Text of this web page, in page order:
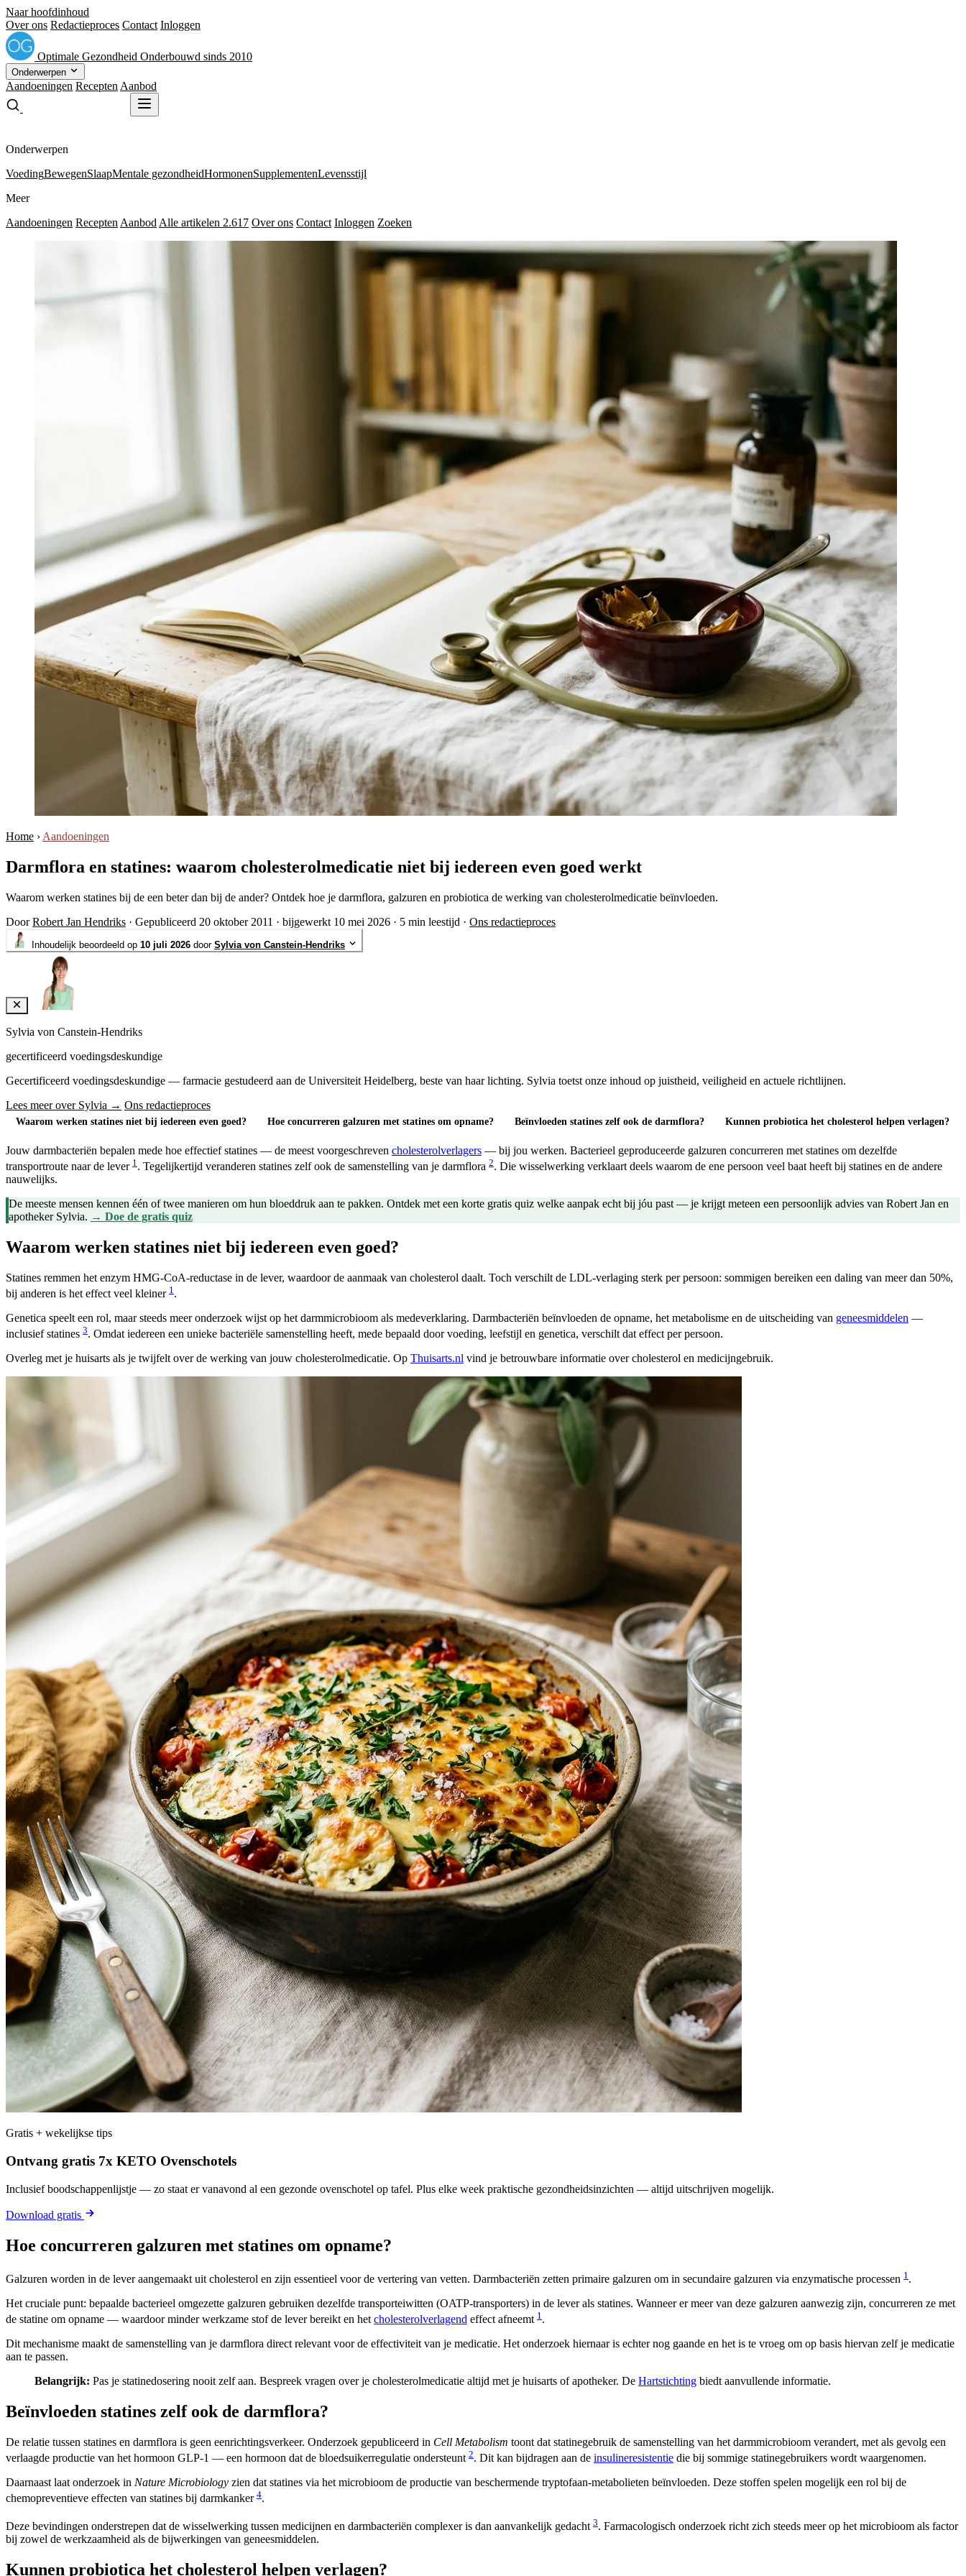
Naar hoofdinhoud
Over ons Redactieproces Contact Inloggen
Optimale Gezondheid Onderbouwd sinds 2010
Onderwerpen
Aandoeningen Recepten Aanbod
Onderwerpen
VoedingBewegenSlaapMentale gezondheidHormonenSupplementenLevensstijl
Meer
Aandoeningen Recepten Aanbod Alle artikelen 2.617 Over ons Contact Inloggen Zoeken
Home › Aandoeningen
Darmflora en statines: waarom cholesterolmedicatie niet bij iedereen even goed werkt
Waarom werken statines bij de een beter dan bij de ander? Ontdek hoe je darmflora, galzuren en probiotica de werking van cholesterolmedicatie beïnvloeden.
DoorRobert Jan Hendriks · Gepubliceerd 20 oktober 2011 · bijgewerkt 10 mei 2026 · 5 min leestijd · Ons redactieproces
Inhoudelijk beoordeeld op 10 juli 2026 door Sylvia von Canstein-Hendriks
Sylvia von Canstein-Hendriks
gecertificeerd voedingsdeskundige
Gecertificeerd voedingsdeskundige — farmacie gestudeerd aan de Universiteit Heidelberg, beste van haar lichting. Sylvia toetst onze inhoud op juistheid, veiligheid en actuele richtlijnen.
Lees meer over Sylvia → Ons redactieproces
Waarom werken statines niet bij iedereen even goed? Hoe concurreren galzuren met statines om opname? Beïnvloeden statines zelf ook de darmflora? Kunnen probiotica het cholesterol helpen verlagen?
Jouw darmbacteriën bepalen mede hoe effectief statines — de meest voorgeschreven cholesterolverlagers — bij jou werken. Bacterieel geproduceerde galzuren concurreren met statines om dezelfde
transportroute naar de lever 1 . Tegelijkertijd veranderen statines zelf ook de samenstelling van je darmflora 2. Die wisselwerking verklaart deels waarom de ene persoon veel baat heeft bij statines en de andere
nauwelijks.
De meeste mensen kennen één of twee manieren om hun bloeddruk aan te pakken. Ontdek met een korte gratis quiz welke aanpak echt bij jóu past — je krijgt meteen een persoonlijk advies van Robert Jan en
apotheker Sylvia. → Doe de gratis quiz
Waarom werken statines niet bij iedereen even goed?
Statines remmen het enzym HMG-CoA-reductase in de lever, waardoor de aanmaak van cholesterol daalt. Toch verschilt de LDL-verlaging sterk per persoon: sommigen bereiken een daling van meer dan 50%,
bij anderen is het effect veel kleiner 1 .
Genetica speelt een rol, maar steeds meer onderzoek wijst op het darmmicrobioom als medeverklaring. Darmbacteriën beïnvloeden de opname, het metabolisme en de uitscheiding van geneesmiddelen —
inclusief statines 3. Omdat iedereen een unieke bacteriële samenstelling heeft, mede bepaald door voeding, leefstijl en genetica, verschilt dat effect per persoon.
Overleg met je huisarts als je twijfelt over de werking van jouw cholesterolmedicatie. Op Thuisarts.nl vind je betrouwbare informatie over cholesterol en medicijngebruik.
Gratis + wekelijkse tips
Ontvang gratis 7x KETO Ovenschotels
Inclusief boodschappenlijstje — zo staat er vanavond al een gezonde ovenschotel op tafel. Plus elke week praktische gezondheidsinzichten — altijd uitschrijven mogelijk.
Download gratis
Hoe concurreren galzuren met statines om opname?
Galzuren worden in de lever aangemaakt uit cholesterol en zijn essentieel voor de vertering van vetten. Darmbacteriën zetten primaire galzuren om in secundaire galzuren via enzymatische processen 1 .
Het cruciale punt: bepaalde bacterieel omgezette galzuren gebruiken dezelfde transporteiwitten (OATP-transporters) in de lever als statines. Wanneer er meer van deze galzuren aanwezig zijn, concurreren ze met
de statine om opname — waardoor minder werkzame stof de lever bereikt en het cholesterolverlagend effect afneemt 1 .
Dit mechanisme maakt de samenstelling van je darmflora direct relevant voor de effectiviteit van je medicatie. Het onderzoek hiernaar is echter nog gaande en het is te vroeg om op basis hiervan zelf je medicatie
aan te passen.
Belangrijk: Pas je statinedosering nooit zelf aan. Bespreek vragen over je cholesterolmedicatie altijd met je huisarts of apotheker. De Hartstichting biedt aanvullende informatie.
Beïnvloeden statines zelf ook de darmflora?
De relatie tussen statines en darmflora is geen eenrichtingsverkeer. Onderzoek gepubliceerd in Cell Metabolism toont dat statinegebruik de samenstelling van het darmmicrobioom verandert, met als gevolg een
verlaagde productie van het hormoon GLP-1 — een hormoon dat de bloedsuikerregulatie ondersteunt 2. Dit kan bijdragen aan de insulineresistentie die bij sommige statinegebruikers wordt waargenomen.
Daarnaast laat onderzoek in Nature Microbiology zien dat statines via het microbioom de productie van beschermende tryptofaan-metabolieten beïnvloeden. Deze stoffen spelen mogelijk een rol bij de
chemopreventieve effecten van statines bij darmkanker 4.
Deze bevindingen onderstrepen dat de wisselwerking tussen medicijnen en darmbacteriën complexer is dan aanvankelijk gedacht 3. Farmacologisch onderzoek richt zich steeds meer op het microbioom als factor
bij zowel de werkzaamheid als de bijwerkingen van geneesmiddelen.
Kunnen probiotica het cholesterol helpen verlagen?